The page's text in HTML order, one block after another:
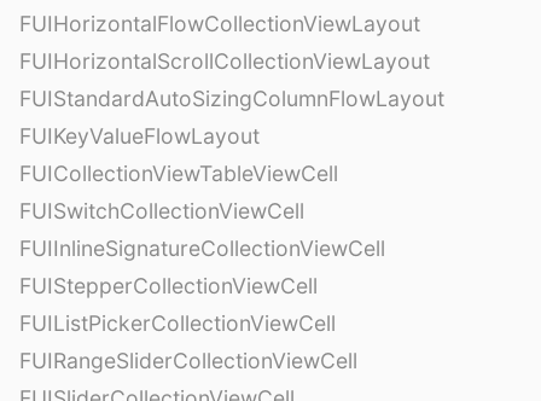
FUIHorizontalFlowCollectionViewLayout
FUIHorizontalScrollCollectionViewLayout
FUIStandardAutoSizingColumnFlowLayout
FUIKeyValueFlowLayout
FUICollectionViewTableViewCell
FUISwitchCollectionViewCell
FUIInlineSignatureCollectionViewCell
FUIStepperCollectionViewCell
FUIListPickerCollectionViewCell
FUIRangeSliderCollectionViewCell